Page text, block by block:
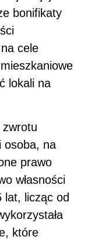
bonifikaty
cele
lokali na
osoba, na
prawo
własności
lat, licząc od
które